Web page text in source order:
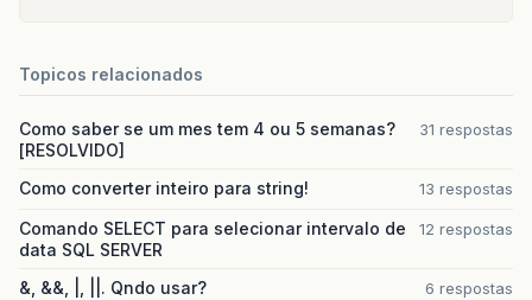
Topicos relacionados
Como saber se um mes tem 4 ou 5 semanas?
[RESOLVIDO]
31 respostas
Como converter inteiro para string! 13 respostas
Comando SELECT para selecionar intervalo de
data SQL SERVER
12 respostas
&, &&, |, ||. Qndo usar? 6 respostas